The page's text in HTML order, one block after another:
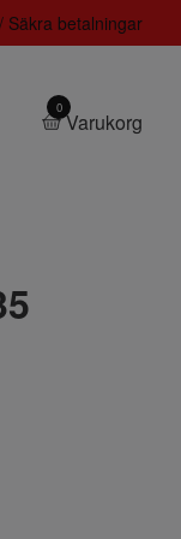
Säkra betalningar
0
Varukorg